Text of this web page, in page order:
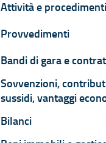
Attività e procedimenti
Provvedimenti
Bandi di gara e
Sovvenzioni,
sussidi, vantaggi
Bilanci